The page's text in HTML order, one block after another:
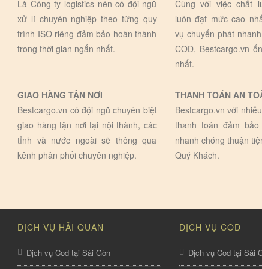
Là Công ty logistics nên có đội ngũ
xử lí chuyên nghiệp theo từng quy
trình ISO riêng đảm bảo hoàn thành
trong thời gian ngắn nhất.
Cùng với việc chất
luôn đạt mức cao
vụ chuyển phát
COD, Bestcargo.vn
nhất.
GIAO HÀNG TẬN NƠI
Bestcargo.vn có đội ngũ chuyên biệt
giao hàng tận nơi tại nội thành, các
tỉnh và nước ngoài sẽ thông qua
kênh phân phối chuyên nghiệp.
THANH TOÁN AN
Bestcargo.vn với
thanh toán đảm
nhanh chóng thuận
Quý Khách.
DỊCH VỤ HẢI QUAN
Dịch vụ Cod tại Sài Gòn
DỊCH VỤ COD
Dịch vụ Cod tại Sài